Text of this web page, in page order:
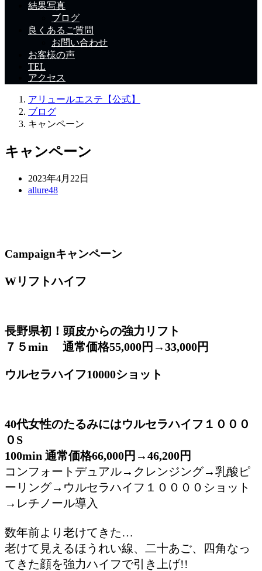
結果写真
ブログ
良くあるご質問
お問い合わせ
お客様の声
TEL
アクセス
アリュールエステ【公式】
ブログ
キャンペーン
キャンペーン
2023年4月22日
allure48
Campaignキャンペーン
Wリフトハイフ
長野県初！頭皮からの強力リフト
７５min 通常価格55,000円→33,000円
ウルセラハイフ10000ショット
40代女性のたるみにはウルセラハイフ１０００
０S
100min 通常価格66,000円→46,200円
コンフォートデュアル→クレンジング→乳酸ピ
ーリング→ウルセラハイフ１００００ショット
→レチノール導入
数年前より老けてきた…
老けて見えるほうれい線、二十あご、四角なっ
てきた顔を強力ハイフで引き上げ!!